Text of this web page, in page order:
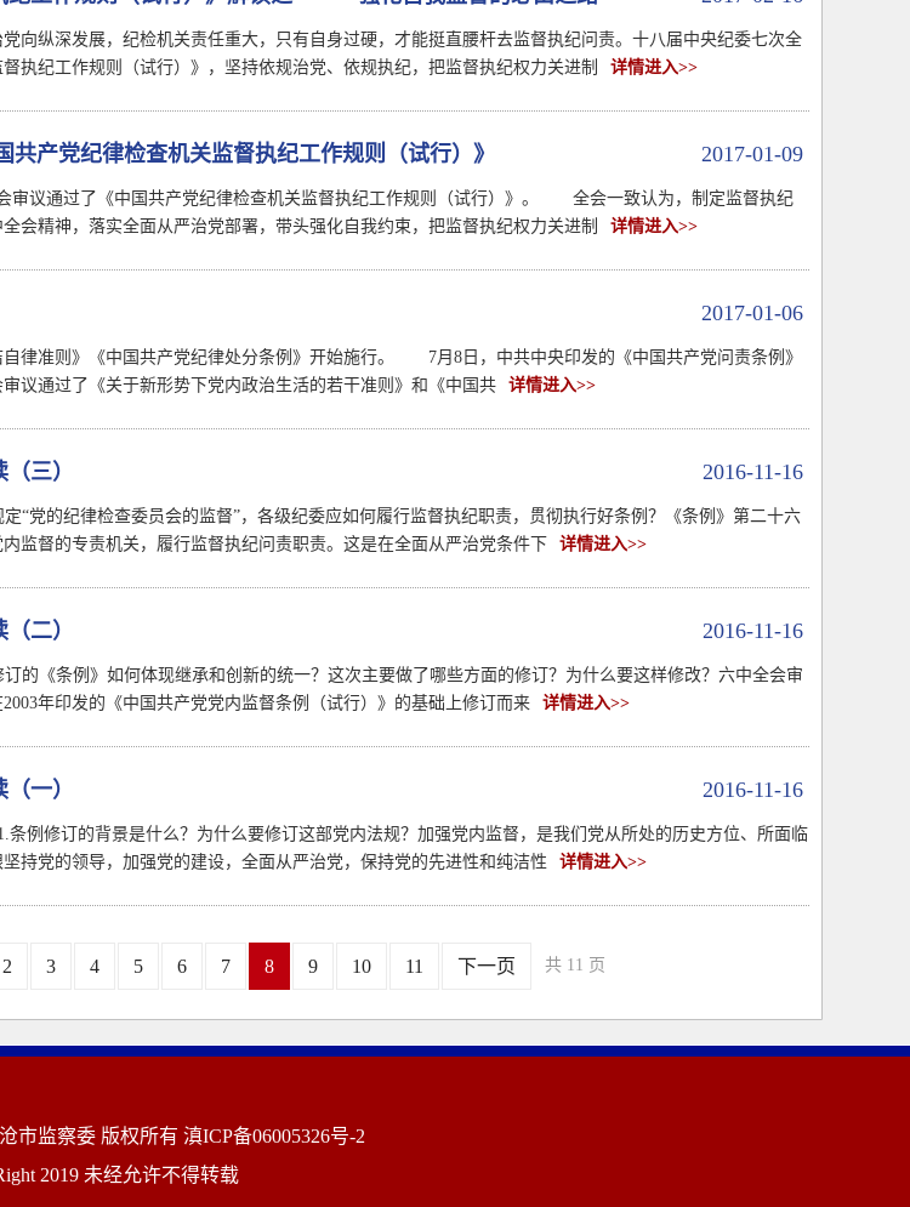
向纵深发展，纪检机关责任重大，只有自身过硬，才能挺直腰杆去监督执纪问责。十八届中央纪委七次全
执纪工作规则（试行）》，坚持依规治党、依规执纪，把监督执纪权力关进制
详情进入>>
2017-01-09
产党纪律检查机关监督执纪工作规则（试行）》
审议通过了《中国共产党纪律检查机关监督执纪工作规则（试行）》。 全会一致认为，制定监督执纪
会精神，落实全面从严治党部署，带头强化自我约束，把监督执纪权力关进制
详情进入>>
2017-01-06
自律准则》《中国共产党纪律处分条例》开始施行。 7月8日，中共中央印发的《中国共产党问责条例》
通过了《关于新形势下党内政治生活的若干准则》和《中国共
详情进入>>
2016-11-16
三）
“党的纪律检查委员会的监督”，各级纪委应如何履行监督执纪职责，贯彻执行好条例？《条例》第二十六
监督的专责机关，履行监督执纪问责职责。这是在全面从严治党条件下
详情进入>>
2016-11-16
二）
的《条例》如何体现继承和创新的统一？这次主要做了哪些方面的修订？为什么要这样修改？六中全会审
年印发的《中国共产党党内监督条例（试行）》的基础上修订而来
详情进入>>
2016-11-16
一）
例修订的背景是什么？为什么要修订这部党内法规？加强党内监督，是我们党从所处的历史方位、所面临
持党的领导，加强党的建设，全面从严治党，保持党的先进性和纯洁性
详情进入>>
2 3 4 5 6 7 8 9 10 11 下一页 共 11 页
市监察委 版权所有 滇ICP备06005326号-2
2019 未经允许不得转载